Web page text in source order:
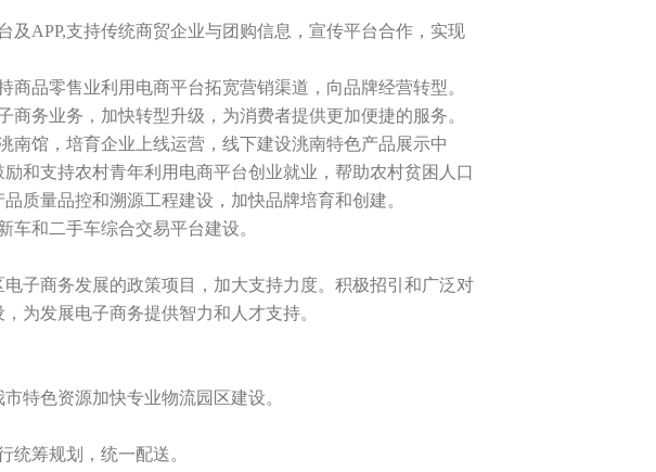
APP,支持传统商贸企业与团购信息，宣传平台合作，实现
品零售业利用电商平台拓宽营销渠道，向品牌经营转型。
务业务，加快转型升级，为消费者提供更加便捷的服务。
馆，培育企业上线运营，线下建设洮南特色产品展示中
和支持农村青年利用电商平台创业就业，帮助农村贫困人口
质量品控和溯源工程建设，加快品牌培育和创建。
和二手车综合交易平台建设。
商务发展的政策项目，加大支持力度。积极招引和广泛对
为发展电子商务提供智力和人才支持。
色资源加快专业物流园区建设。
筹规划，统一配送。